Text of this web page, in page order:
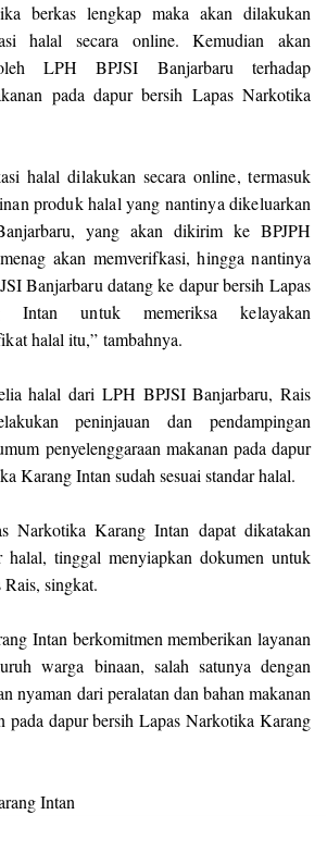
berkas lengkap maka akan dilakukan
halal secara online. Kemudian akan
LPH BPJSI Banjarbaru terhadap
pada dapur bersih Lapas Narkotika
halal dilakukan secara online, termasuk
produk halal yang nantinya dikeluarkan
yang akan dikirim ke BPJPH
akan memverifkasi, hingga nantinya
Banjarbaru datang ke dapur bersih Lapas
Intan untuk memeriksa kelayakan
halal itu,” tambahnya.
halal dari LPH BPJSI Banjarbaru, Rais
peninjauan dan pendampingan
penyelenggaraan makanan pada dapur
Karang Intan sudah sesuai standar halal.
Narkotika Karang Intan dapat dikatakan
halal, tinggal menyiapkan dokumen untuk
singkat.
Intan berkomitmen memberikan layanan
warga binaan, salah satunya dengan
nyaman dari peralatan dan bahan makanan
pada dapur bersih Lapas Narkotika Karang
Intan